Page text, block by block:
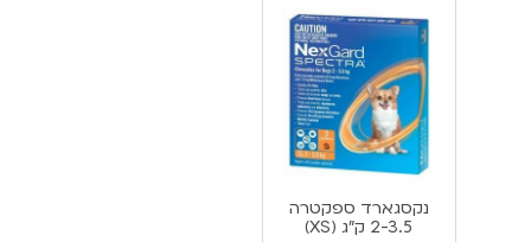
נקסגארד ספקטרה
2-3.5 ק”ג (XS)